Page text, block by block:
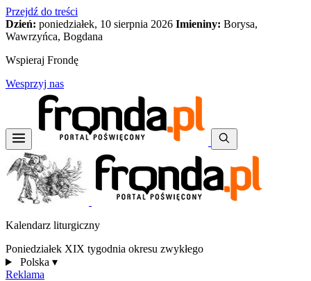
Przejdź do treści
Dzień: poniedziałek, 10 sierpnia 2026 Imieniny: Borysa,
Wawrzyńca, Bogdana
Wspieraj Frondę
Wesprzyj nas
Kalendarz liturgiczny
Poniedziałek XIX tygodnia okresu zwykłego
Polska ▾
Reklama